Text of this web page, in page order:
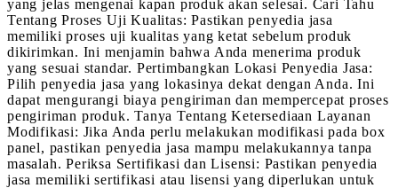
yang jelas mengenai kapan produk akan selesai. Cari Tahu
Tentang Proses Uji Kualitas: Pastikan penyedia jasa
memiliki proses uji kualitas yang ketat sebelum produk
dikirimkan. Ini menjamin bahwa Anda menerima produk
yang sesuai standar. Pertimbangkan Lokasi Penyedia Jasa:
Pilih penyedia jasa yang lokasinya dekat dengan Anda. Ini
dapat mengurangi biaya pengiriman dan mempercepat proses
pengiriman produk. Tanya Tentang Ketersediaan Layanan
Modifikasi: Jika Anda perlu melakukan modifikasi pada box
panel, pastikan penyedia jasa mampu melakukannya tanpa
masalah. Periksa Sertifikasi dan Lisensi: Pastikan penyedia
jasa memiliki sertifikasi atau lisensi yang diperlukan untuk